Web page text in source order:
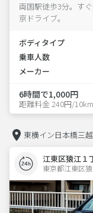
両国駅徒歩3分。す
京ドライブ。
ボディタイプ
乗車人数
メーカー
6時間で1,000円
距離料金 240円/10km
東横イン日本橋三
江東区猿江１
東京都江東区